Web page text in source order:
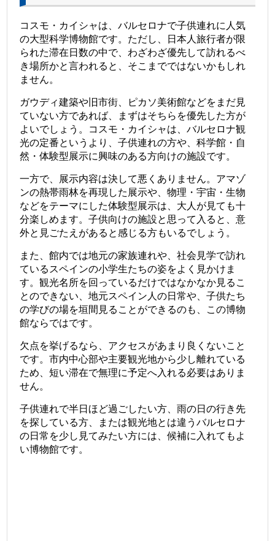
コスモ・カイシャは、バルセロナで子供連れに人気
の大型科学博物館です。ただし、日本人旅行者が限
られた滞在日数の中で、わざわざ優先して訪れるべ
き場所かと言われると、そこまでではないかもしれ
ません。
ガウディ建築や旧市街、ピカソ美術館などをまだ見
ていない方であれば、まずはそちらを優先した方が
よいでしょう。コスモ・カイシャは、バルセロナ観
光の定番というより、子供連れの方や、科学館・自
然・体験型展示に興味のある方向けの施設です。
一方で、展示内容は決して悪くありません。アマゾ
ンの熱帯雨林を再現した展示や、物理・宇宙・生物
などをテーマにした体験型展示は、大人が見ても十
分楽しめます。子供向けの施設と思って入ると、意
外と見ごたえがあると感じる方もいるでしょう。
また、館内では地元の家族連れや、社会見学で訪れ
ているスペインの小学生たちの姿をよく見かけま
す。観光名所を回っているだけではなかなか見るこ
とのできない、地元スペイン人の日常や、子供たち
の学びの場を垣間見ることができるのも、この博物
館ならではです。
欠点を挙げるなら、アクセスがあまり良くないこと
です。市内中心部や主要観光地から少し離れている
ため、短い滞在で無理に予定へ入れる必要はありま
せん。
子供連れで半日ほど過ごしたい方、雨の日の行き先
を探している方、または観光地とは違うバルセロナ
の日常を少し見てみたい方には、候補に入れてもよ
い博物館です。